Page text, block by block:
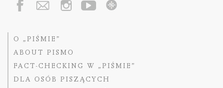
O „PIŚMIE”
ABOUT PISMO
FACT-CHECKING W „PIŚMIE”
DLA OSÓB PISZĄCYCH